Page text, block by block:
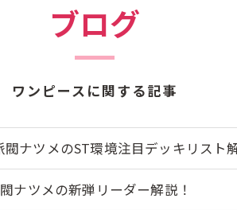
ブログ
ワンピースに関する記事
閥ナツメのST環境注目デッキリスト
ナツメの新弾リーダー解説！